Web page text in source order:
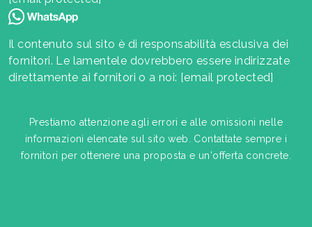
Il contenuto sul sito è di responsabilità esclusiva dei
fornitori. Le lamentele dovrebbero essere indirizzate
direttamente ai fornitori o a noi: [email protected]
Prestiamo attenzione agli errori e alle omissioni nelle
informazioni elencate sul sito web. Contattate sempre i
fornitori per ottenere una proposta e un'offerta concrete.